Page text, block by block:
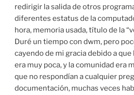
redirigir la salida de otros
diferentes estatus de la
hora, memoria usada, título de la
Duré un tiempo con dwm, pero
cayendo de mi gracia debido a
era muy poca, y la comunidad era
que no respondían a cualquier
documentación, muchas veces